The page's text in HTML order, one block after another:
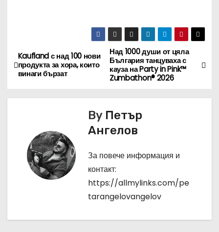
Н
а
в
я
Над 1000 души от цяла
България танцуваха с
кауза на Party in Pink™
Zumbathon® 2026
Kaufland с над 100 нови
продукта за хора, които
винаги бързат
By Петър
Ангелов
За повече информация и
контакт:
https://allmylinks.com/pe
tarangelovangelov